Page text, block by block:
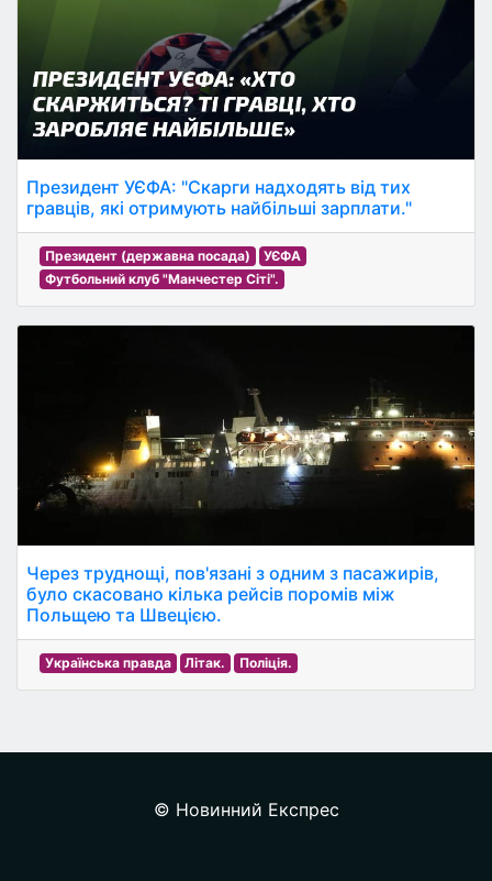
Президент УЄФА: "Скарги надходять від тих
гравців, які отримують найбільші зарплати."
Президент (державна посада)
УЄФА
Футбольний клуб "Манчестер Сіті".
Через труднощі, пов'язані з одним з пасажирів,
було скасовано кілька рейсів поромів між
Польщею та Швецією.
Українська правда Літак. Поліція.
© Новинний Експрес